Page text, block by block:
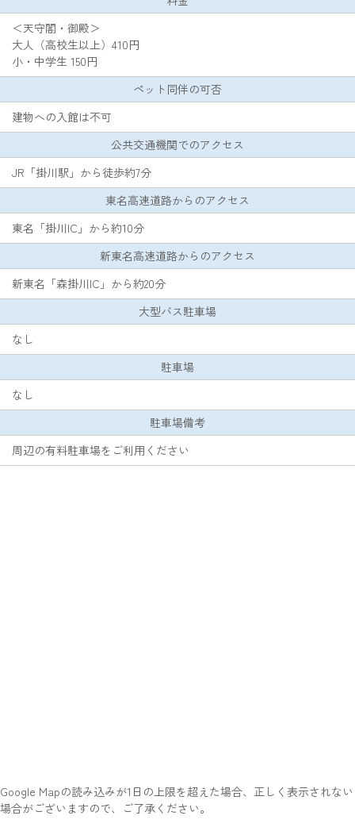
＜天守閣・御殿＞
大人（高校生以上）410円
小・中学生 150円
ペット同伴の可否
建物への入館は不可
公共交通機関でのアクセス
JR「掛川駅」から徒歩約7分
東名高速道路からのアクセス
東名「掛川IC」から約10分
新東名高速道路からのアクセス
新東名「森掛川IC」から約20分
大型バス駐車場
なし
駐車場
なし
駐車場備考
周辺の有料駐車場をご利用ください
Google Mapの読み込みが1日の上限を超えた場合、正しく表示されない
場合がございますので、ご了承ください。